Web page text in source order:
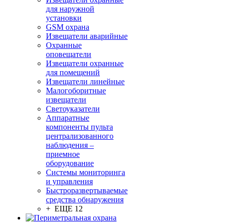
для наружной
установки
GSM охрана
Извещатели аварийные
Охранные
оповещатели
Извещатели охранные
для помещений
Извещатели линейные
Малогоборитные
извещатели
Светоуказатели
Аппаратные
компоненты пульта
централизованного
наблюдения –
приемное
оборудование
Системы мониторинга
и управления
Быстроразвертываемые
средства обнаружения
+ ЕЩЕ 12